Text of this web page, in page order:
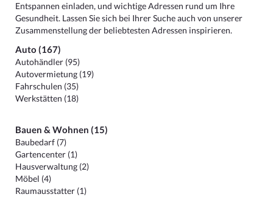
Entspannen einladen, und wichtige Adressen rund um Ihre
Gesundheit. Lassen Sie sich bei Ihrer Suche auch von unserer
Zusammenstellung der beliebtesten Adressen inspirieren.
Auto (167)
Autohändler (95)
Autovermietung (19)
Fahrschulen (35)
Werkstätten (18)
Bauen & Wohnen (15)
Baubedarf (7)
Gartencenter (1)
Hausverwaltung (2)
Möbel (4)
Raumausstatter (1)